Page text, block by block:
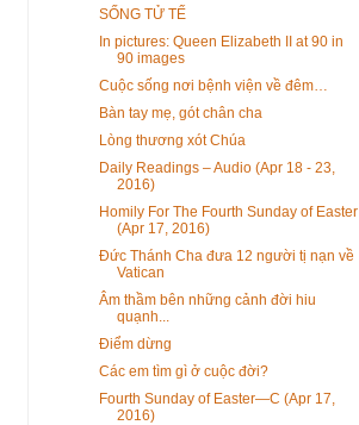
SỐNG TỬ TẾ
In pictures: Queen Elizabeth II at 90 in
90 images
Cuộc sống nơi bệnh viện về đêm…
Bàn tay mẹ, gót chân cha
Lòng thương xót Chúa
Daily Readings – Audio (Apr 18 - 23,
2016)
Homily For The Fourth Sunday of Easter
(Apr 17, 2016)
Đức Thánh Cha đưa 12 người tị nạn về
Vatican
Âm thầm bên những cảnh đời hiu
quạnh...
Điểm dừng
Các em tìm gì ở cuộc đời?
Fourth Sunday of Easter—C (Apr 17,
2016)